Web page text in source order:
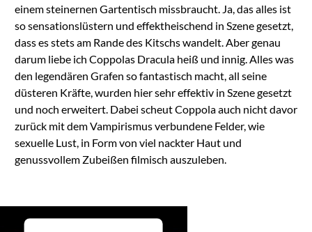
einem steinernen Gartentisch missbraucht. Ja, das alles ist
so sensationslüstern und effektheischend in Szene gesetzt,
dass es stets am Rande des Kitschs wandelt. Aber genau
darum liebe ich Coppolas Dracula heiß und innig. Alles was
den legendären Grafen so fantastisch macht, all seine
düsteren Kräfte, wurden hier sehr effektiv in Szene gesetzt
und noch erweitert. Dabei scheut Coppola auch nicht davor
zurück mit dem Vampirismus verbundene Felder, wie
sexuelle Lust, in Form von viel nackter Haut und
genussvollem Zubeißen filmisch auszuleben.